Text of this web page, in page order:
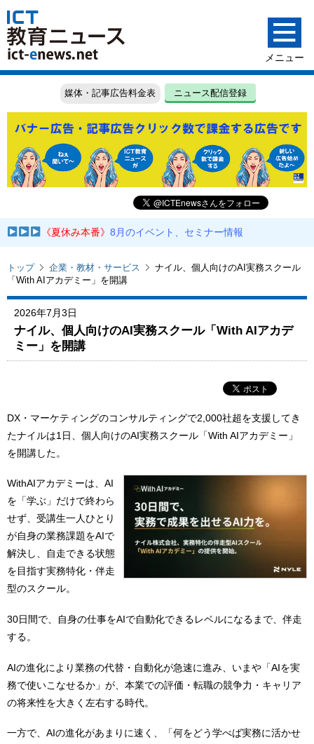
媒体・記事広告料金表 ニュース配信登録
《夏休み本番》8月のイベント、セミナー情報
トップ 企業・教材・サービス
ナイル、個人向けのAI実務スクール
「With AIアカデミー」を開講
2026年7月3日
ナイル、個人向けのAI実務スクール「With AIアカデ
ミー」を開講
DX・マーケティングのコンサルティングで2,000社超を支援してき
たナイルは1日、個人向けのAI実務スクール「With AIアカデミー」
を開講した。
WithAIアカデミーは、AI
を「学ぶ」だけで終わら
せず、受講生一人ひとり
が自身の業務課題をAIで
解決し、自走できる状態
を目指す実務特化・伴走
型のスクール。
30日間で、自身の仕事をAIで自動化できるレベルになるまで、伴走
する。
AIの進化により業務の代替・自動化が急速に進み、いまや「AIを実
務で使いこなせるか」が、本業での評価・転職の競争力・キャリア
の将来性を大きく左右する時代。
一方で、AIの進化があまりに速く、「何をどう学べば実務に活かせ